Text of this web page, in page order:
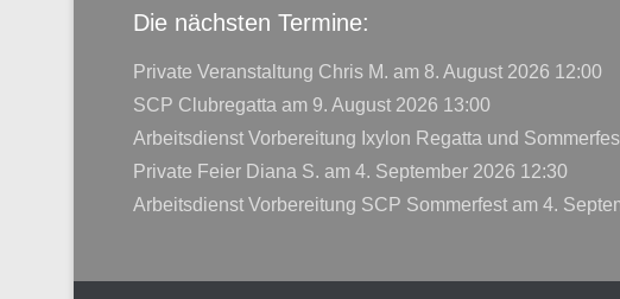
Die nächsten Termine:
Private Veranstaltung Chris M. am 8. August 2026 12:00
SCP Clubregatta am 9. August 2026 13:00
Arbeitsdienst Vorbereitung Ixylon Regatta und
Private Feier Diana S. am 4. September 2026 12:30
Arbeitsdienst Vorbereitung SCP Sommerfest am 4.